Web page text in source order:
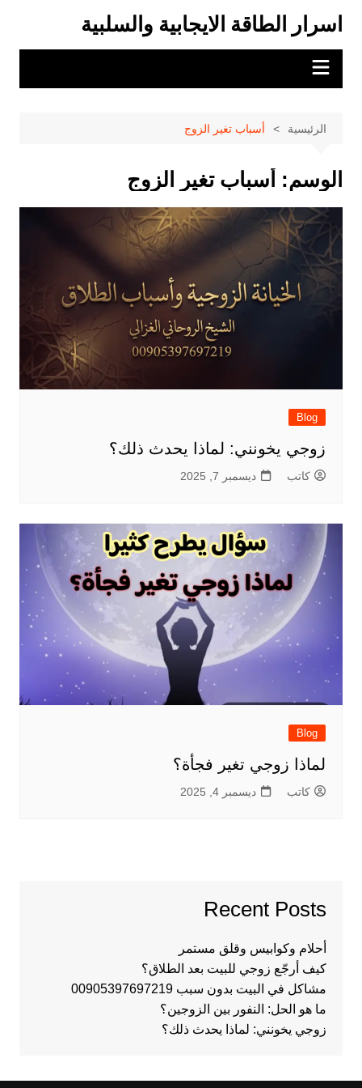
المحتوى
اسرار الطاقة الايجابية والسلبية
الرئيسية أسباب تغير الزوج
الوسم: أسباب تغير الزوج
Blog
زوجي يخونني: لماذا يحدث ذلك؟
كاتب ديسمبر 7, 2025
Blog
لماذا زوجي تغير فجأة؟
كاتب ديسمبر 4, 2025
Recent Posts
أحلام وكوابيس وقلق مستمر
كيف أرجّع زوجي للبيت بعد الطلاق؟
مشاكل في البيت بدون سبب 00905397697219
ما هو الحل: النفور بين الزوجين؟
زوجي يخونني: لماذا يحدث ذلك؟